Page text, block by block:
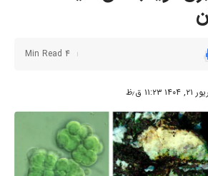
4 Min Read